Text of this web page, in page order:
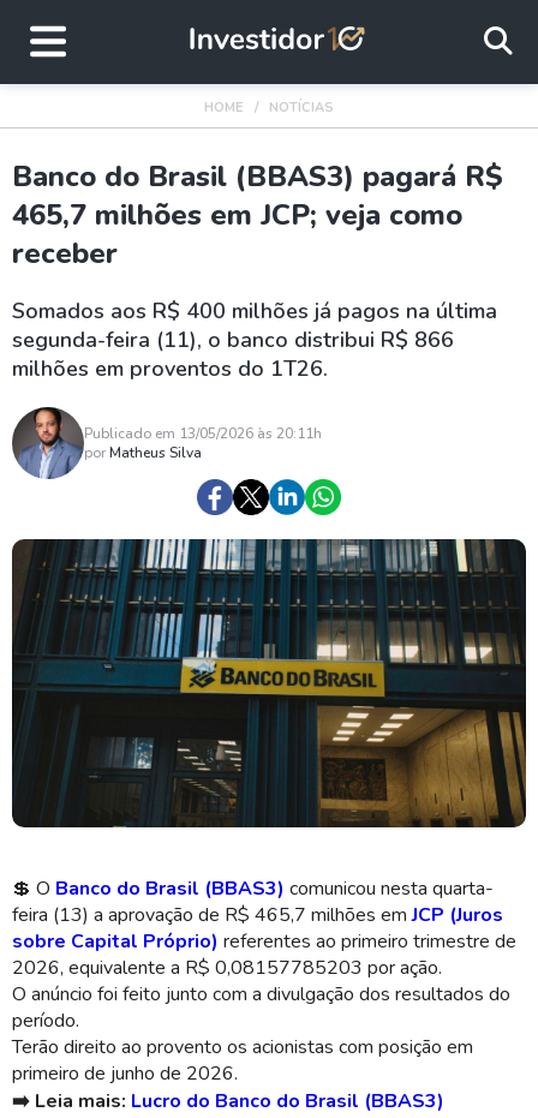
HOME NOTÍCIAS
Banco do Brasil (BBAS3) pagará R$
465,7 milhões em JCP; veja como
receber
Somados aos R$ 400 milhões já pagos na última
segunda-feira (11), o banco distribui R$ 866
milhões em proventos do 1T26.
Publicado em 13/05/2026 às 20:11h
porMatheus Silva
💲 O Banco do Brasil (BBAS3) comunicou nesta quarta-
feira (13) a aprovação de R$ 465,7 milhões emJCP (Juros
sobre Capital Próprio) referentes ao primeiro trimestre de
2026, equivalente a R$ 0,08157785203 por ação.
O anúncio foi feito junto com a divulgação dos resultados do
período.
Terão direito ao provento os acionistas com posição em
primeiro de junho de 2026.
➡️ Leia mais: Lucro do Banco do Brasil (BBAS3)